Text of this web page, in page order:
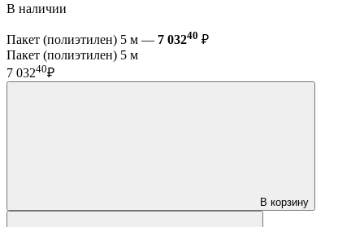
В наличии
Пакет (полиэтилен) 5 м — 7 03240 ₽
Пакет (полиэтилен) 5 м
7 03240₽
В корзину